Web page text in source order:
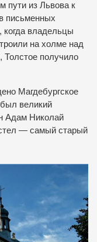
пути из Львова к
письменных
когда владельцы
на холме над
Толстое получило
Магдебургское
великий
Адам Николай
— самый старый